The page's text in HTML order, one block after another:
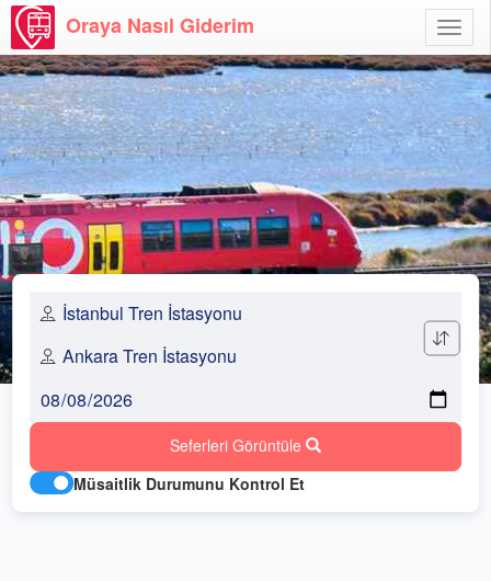
Aç
Oraya Nasıl Giderim
Seferleri Görüntüle
Müsaitlik Durumunu Kontrol Et